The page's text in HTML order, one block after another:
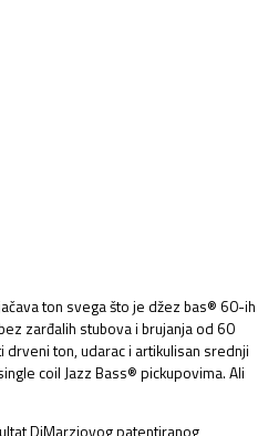
ton svega što je džez bas® 60-ih
zarđalih stubova i brujanja od 60
drveni ton, udarac i artikulisan srednji
coil Jazz Bass® pickupovima. Ali